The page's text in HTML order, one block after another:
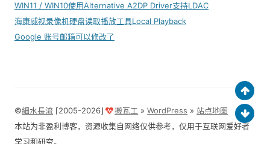
WIN11 / WIN10使用Alternative A2DP Driver支持LDAC
海康威视录像机硬盘读取播放工具Local Playback
Google 账号邮箱可以修改了
©細水長流 ⌈2005-2026⌋ 搬瓦工 »WordPress »站点地图
本站为非盈利博客，资源收集自网络仅供参考，仅用于互联网爱好者
学习和研究。